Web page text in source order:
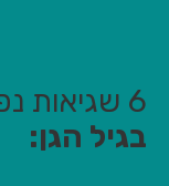
6 שגיאות נפוצות של הורים לילדים
בגיל הגן: